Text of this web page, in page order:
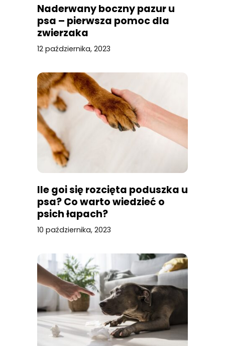
Naderwany boczny pazur u
psa – pierwsza pomoc dla
zwierzaka
12 października, 2023
Ile goi się rozcięta poduszka u
psa? Co warto wiedzieć o
psich łapach?
10 października, 2023